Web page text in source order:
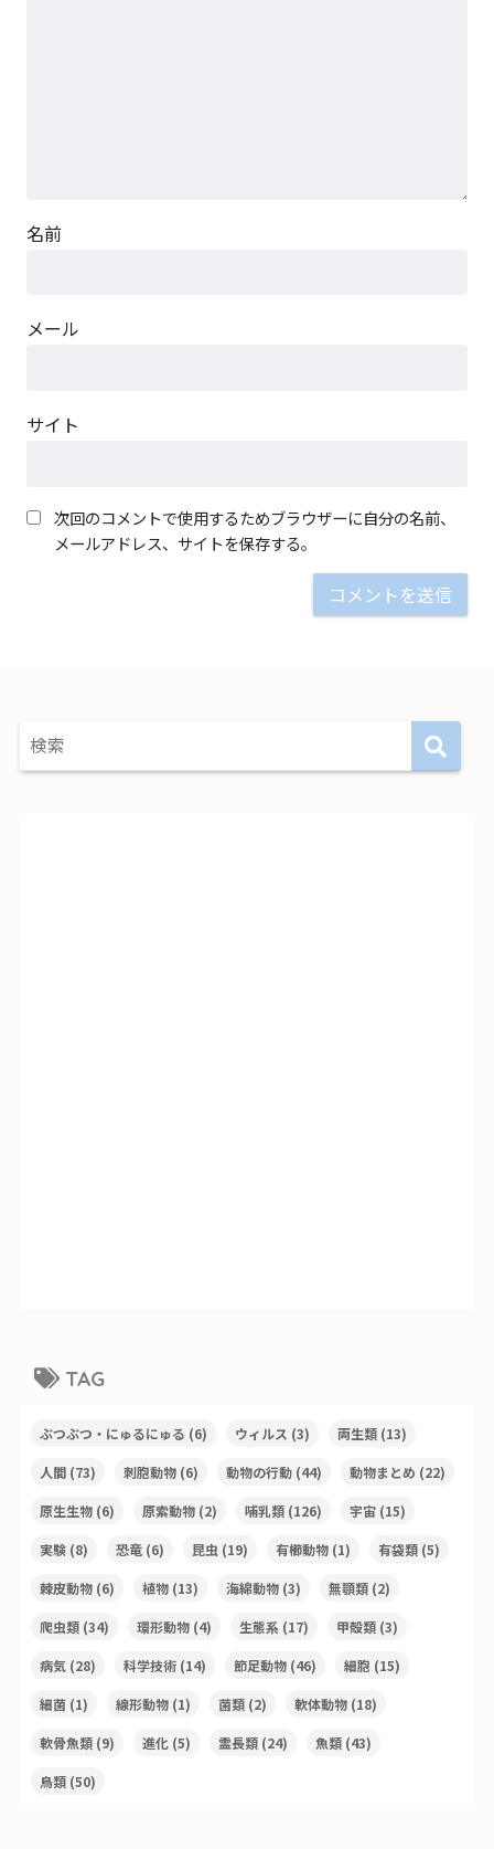
名前
メール
サイト
次回のコメントで使用するためブラウザーに自分の名前、
メールアドレス、サイトを保存する。
TAG
ぶつぶつ・にゅるにゅる (6) ウィルス (3) 両生類(13)
人間(73) 刺胞動物(6) 動物の行動(44) 動物まとめ (22)
原生生物(6) 原索動物(2) 哺乳類(126) 宇宙(15)
実験(8) 恐竜(6) 昆虫 (19) 有櫛動物(1) 有袋類(5)
棘皮動物(6) 植物(13) 海綿動物(3) 無顎類(2)
爬虫類(34) 環形動物(4) 生態系(17) 甲殻類(3)
病気(28) 科学技術(14) 節足動物(46) 細胞 (15)
細菌(1) 線形動物(1) 菌類(2) 軟体動物(18)
軟骨魚類(9) 進化(5) 霊長類(24) 魚類(43)
鳥類(50)